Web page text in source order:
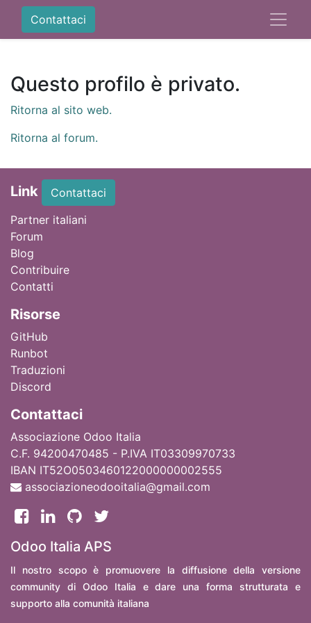
Contattaci
Questo profilo è privato.
Ritorna al sito web.
Ritorna al forum.
Link
Contattaci
Partner italiani
Forum
Blog
Contribuire
Contatti
Risorse
GitHub
Runbot
Traduzioni
Discord
Contattaci
Associazione Odoo Italia
C.F. 94200470485 - P.IVA IT03309970733
IBAN IT52O0503460122000000002555
associazioneodooitalia@gmail.com
Odoo Italia APS
Il nostro scopo è promuovere la diffusione della versione
community di Odoo Italia e dare una forma strutturata e
supporto alla comunità italiana